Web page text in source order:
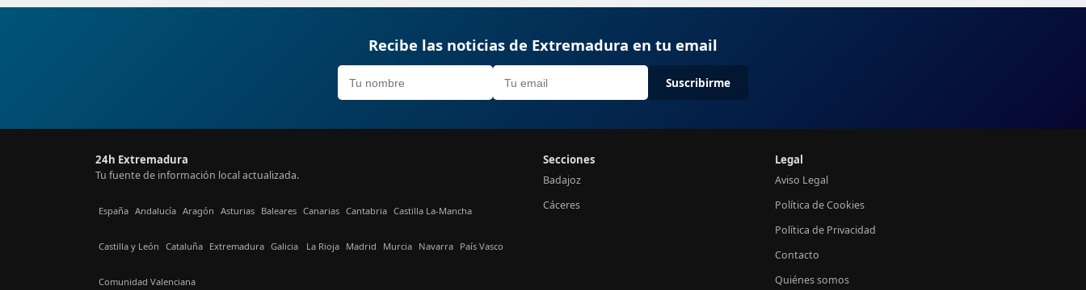
Recibe las noticias de Extremadura en tu email
Suscribirme
24h Extremadura
Tu fuente de información local actualizada.
España Andalucía Aragón Asturias Baleares Canarias Cantabria Castilla La-Mancha
Castilla y León Cataluña Extremadura Galicia La Rioja Madrid Murcia Navarra País Vasco
Comunidad Valenciana
Secciones
Badajoz
Cáceres
Legal
Aviso Legal
Política de Cookies
Política de Privacidad
Contacto
Quiénes somos